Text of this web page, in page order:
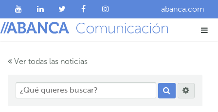
abanca.com
Ver todas las noticias